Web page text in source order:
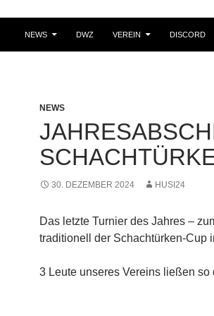
NEWS DWZ VEREIN DISCORD
NEWS
30. DEZEMBER 2024 HUSI24
Das letzte Turnier des Jahres –
traditionell der Schachtürken-Cup
3 Leute unseres Vereins ließen